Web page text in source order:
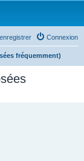
Connexion
fréquemment)